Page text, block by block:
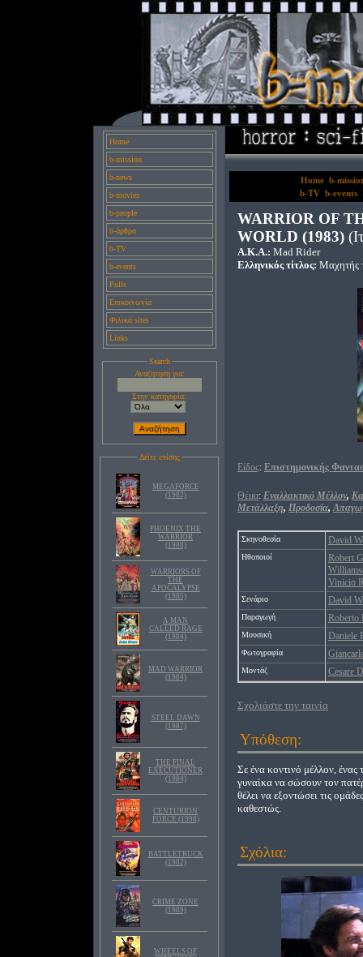
Home
b-mission
b-news
b-movies
b-people
b-άρθρα
b-TV
b-events
Polls
Επικοινωνία
Φιλικά sites
Links
Search
Αναζητηση για:
Στην κατηγορία:
Δείτε επίσης
MEGAFORCE
(1982)
PHOENIX THE
WARRIOR
(1988)
WARRIORS OF
THE
APOCALYPSE
(1985)
A MAN
CALLED RAGE
(1984)
MAD WARRIOR
(1984)
STEEL DAWN
(1987)
THE FINAL
EXECUTIONER
(1984)
CENTURION
FORCE (1998)
BATTLETRUCK
(1982)
CRIME ZONE
(1989)
WHEELS OF
Home b-
b-TV b-events
WARRIOR OF
WORLD (1983)
A.K.A.: Mad Rider
Ελληνικός τίτλος: Μαχητής
Είδος: Επιστημονικής
Θέμα: Εναλλακτικό Μέλλον,
Μετάλλαξη, Προδοσία,
Σκηνοθεσία David
Ηθοποιοί
Robert
Vinicio
Σενάριο David
Παραγωγή Roberto
Μουσική Daniele
Φωτογραφία
Μοντάζ Cesare
Σχολιάστε την ταινία
Υπόθεση:
Σε ένα κοντινό μέλλον,
γυναίκα να σώσουν τον
θέλει να εξοντώσει τις
καθεστώς.
Σχόλια: